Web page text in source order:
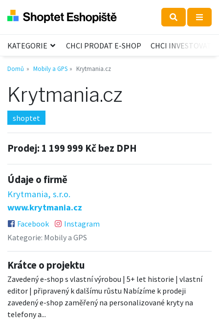
KATEGORIE CHCI PRODAT E-SHOP CHCI INVESTOVAT
Domů Mobily a GPS Krytmania.cz
Krytmania.cz
shoptet
Prodej: 1 199 999 Kč bez DPH
Údaje o firmě
Krytmania, s.r.o.
www.krytmania.cz
Facebook
Instagram
Kategorie: Mobily a GPS
Krátce o projektu
Zavedený e-shop s vlastní výrobou | 5+ let historie | vlastní
editor | připravený k dalšímu růstu Nabízíme k prodeji
zavedený e-shop zaměřený na personalizované kryty na
telefony a...